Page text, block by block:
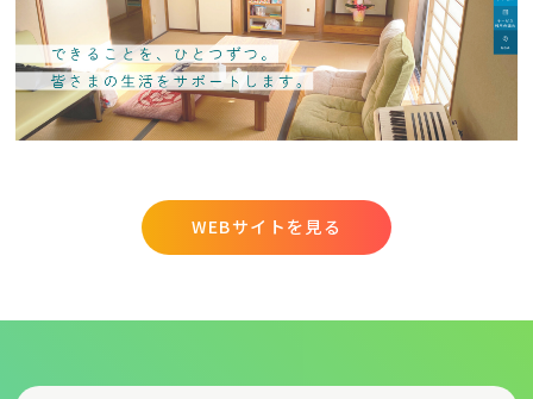
WEBサイトを見る